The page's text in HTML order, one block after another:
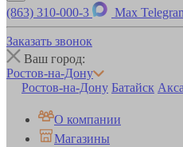
(863) 310-000-3 Max
Заказать звонок
Ваш город:
Ростов-на-Дону
Ростов-на-Дону Батайск
О компании
Магазины